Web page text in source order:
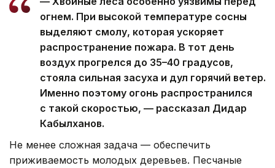
огнем. При высокой температуре сосны
выделяют смолу, которая ускоряет
распространение пожара. В тот день
воздух прогрелся до 35–40 градусов,
стояла сильная засуха и дул горячий ветер.
Именно поэтому огонь распространился
с такой скоростью, — рассказал Дидар
Кабылханов.
Не менее сложная задача — обеспечить
приживаемость молодых деревьев. Песчаные